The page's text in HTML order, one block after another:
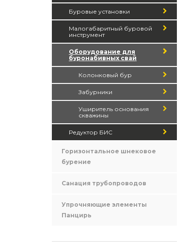
Буровые установки
Малогабаритный буровой
инструмент
Оборудование для
буронабивных свай
Колонковый бур
Забурники
Уширитель основания
скважины
Редуктор БИС
Горизонтальное шнековое
бурение
Санация трубопроводов
Упрочняющие элементы
Панцирь